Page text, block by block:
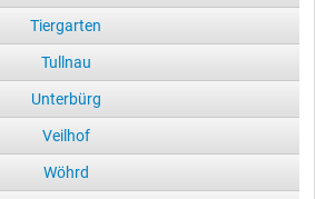
Tiergarten
Tullnau
Unterbürg
Veilhof
Wöhrd